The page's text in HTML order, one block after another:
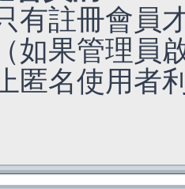
有註冊會員
如果管理員
匿名使用者